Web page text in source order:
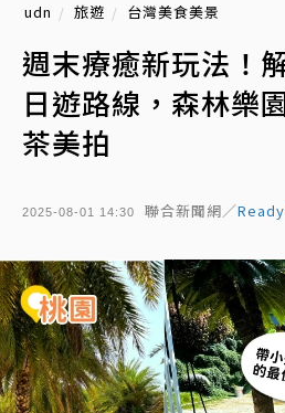
udn 旅遊 台灣美食美景
週末療癒新玩法！
日遊路線，森林樂
茶美拍
2025-08-01 14:30 聯合新聞網／